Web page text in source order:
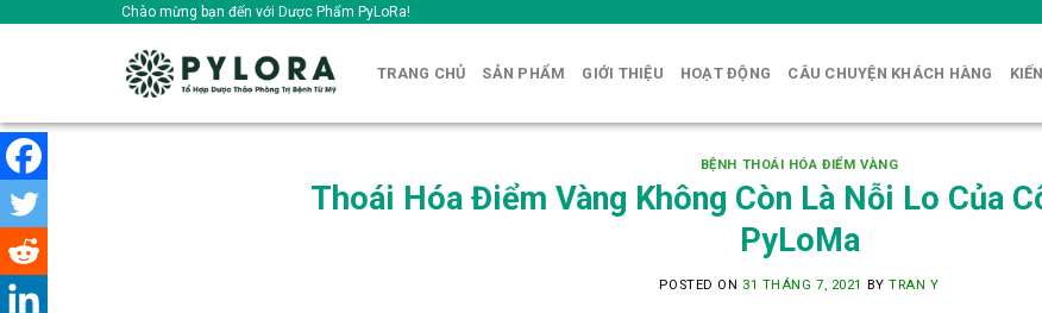
Chào mừng bạn đến với Dược Phẩm PyLoRa!
TRANG CHỦ SẢN PHẨM GIỚI THIỆU HOẠT ĐỘNG CÂU CHUYỆN KHÁCH HÀNG
BỆNH THOÁI HÓA ĐIỂM VÀNG
Thoái Hóa Điểm Vàng Không Còn Là Nỗi Lo Của
PyLoMa
POSTED ON 31 THÁNG 7, 2021 BYTRAN Y